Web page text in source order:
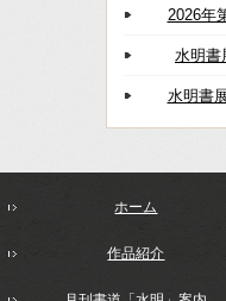
2026年
水明書
水明書
ホーム
作品紹介